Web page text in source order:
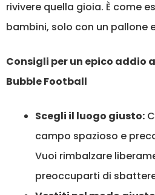
rivivere quella gioia. È come
bambini, solo con un pallone
Consigli per un epico addio
Bubble Football
Scegli il luogo giusto:
campo spazioso e
Vuoi rimbalzare
preoccuparti di